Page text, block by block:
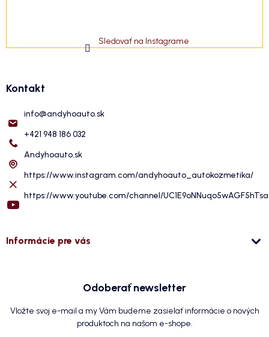
Sledovať na Instagrame
Kontakt
info@andyhoauto.sk
+421 948 186 032
Andyhoauto.sk
https://www.instagram.com/andyhoauto_autokozmetika/
https://www.youtube.com/channel/
Informácie pre vás
Odoberať newsletter
Vložte svoj e-mail a my Vám budeme zasielať informácie o nových
produktoch na našom e-shope.